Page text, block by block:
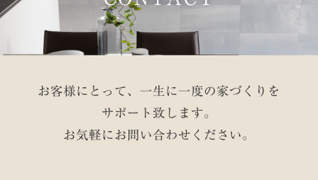
お客様にとって、一生に一度の家づくりを
サポート致します。
お気軽にお問い合わせください。